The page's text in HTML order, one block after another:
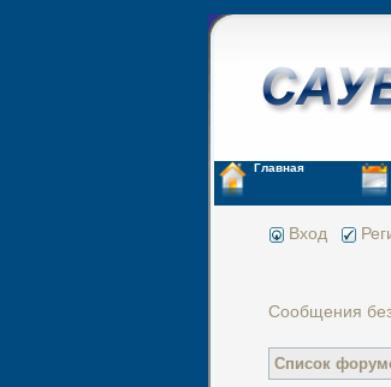
Главная
Вход
Сообщения
Список